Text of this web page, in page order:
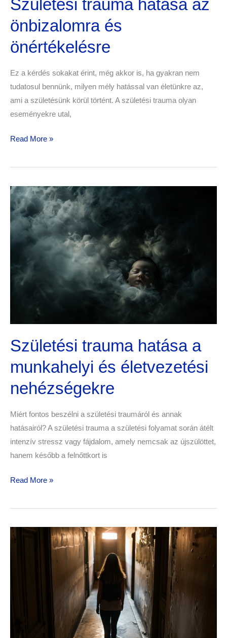
Születési trauma hatása az
önbizalomra és
önértékelésre
Ez a kérdés sokakat érint, még akkor is, ha gyakran nem
tudatosul bennünk, milyen mély hatással van életünkre az,
ami a születésünk körül történt. A születési trauma olyan
eseményekre utal,
Read More »
Születési trauma hatása a
munkahelyi és életvezetési
nehézségekre
Miért fontos beszélni a születési traumáról és annak
hatásairól? A születési trauma a születési folyamat során átélt
intenzív stressz vagy fájdalom, amely nemcsak az újszülöttet,
hanem később a felnőttkort is
Születési
trauma
hatása
a
munkahelyi
életvezetési
nehézségekre
Read More »
Az
következményei